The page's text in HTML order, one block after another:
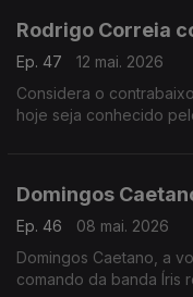
Rodrigo Correia
Ep. 47
12 mai. 2026
Considera o
hoje seja conhecido pelo trabalho no jazz e com nomes como
Domingos
Ep. 46
08 mai. 2026
Domingos Caetano, a
comando da banda Íris